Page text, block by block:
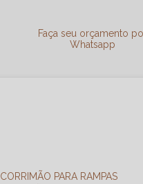
Faça seu orçamento
Whatsapp
CORRIMÃO PARA RAMPAS